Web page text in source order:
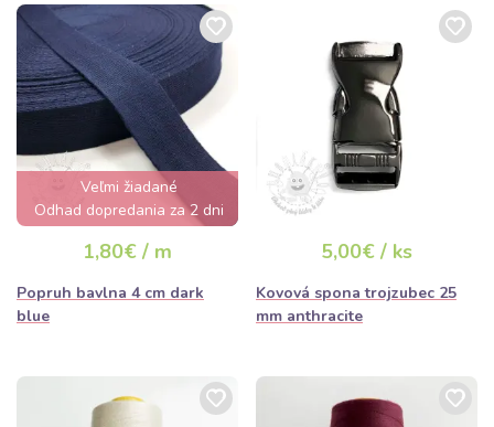
Veľmi žiadané
Odhad dopredania za 2 dni
1,80€ / m
Popruh bavlna 4 cm dark
blue
5,00€ / ks
Kovová spona trojzubec 25
mm anthracite